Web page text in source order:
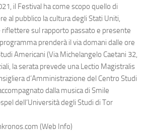
il Festival ha come scopo quello di
al pubblico la cultura degli Stati Uniti,
sul rapporto passato e presente
programma prenderà il via domani dalle ore
Americani (Via Michelangelo Caetani 32,
la serata prevede una Lectio Magistralis
d’Amministrazione del Centro Studi
dalla musica di Smile
dell’Università degli Studi di Tor
(Web Info)